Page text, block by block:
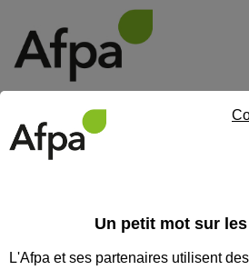
Eligible au CPF *
Un petit mot sur
L'Afpa et ses partenaires utilisent